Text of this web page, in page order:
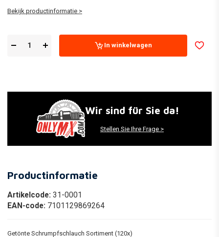
Bekijk productinformatie >
In winkelwagen
Wir sind für Sie da!
Stellen Sie Ihre Frage >
Productinformatie
Artikelcode: 31-0001
EAN-code: 7101129869264
Getönte Schrumpfschlauch Sortiment (120x)